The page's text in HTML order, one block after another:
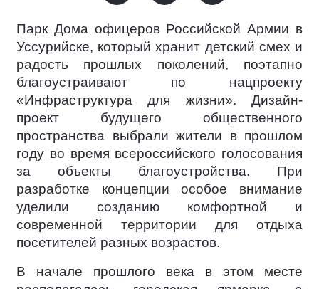
Парк Дома офицеров Российской Армии в
Уссурийске, который хранит детский смех и
радость прошлых поколений, поэтапно
благоустраивают по нацпроекту
«Инфраструктура для жизни». Дизайн-
проект будущего общественного
пространства выбрали жители в прошлом
году во время всероссийского голосования
за объекты благоустройства. При
разработке концепции особое внимание
уделили созданию комфортной и
современной территории для отдыха
посетителей разных возрастов.
В начале прошлого века в этом месте